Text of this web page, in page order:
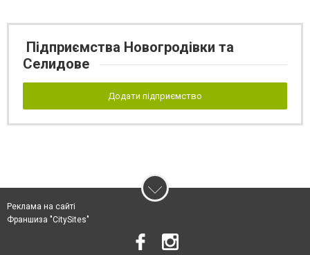
Підприємства Новогродівки та
Селидове
Додати підприємство
Реклама на сайті
Франшиза "CitySites"